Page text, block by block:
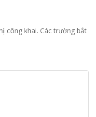
công khai. Các trường bắt